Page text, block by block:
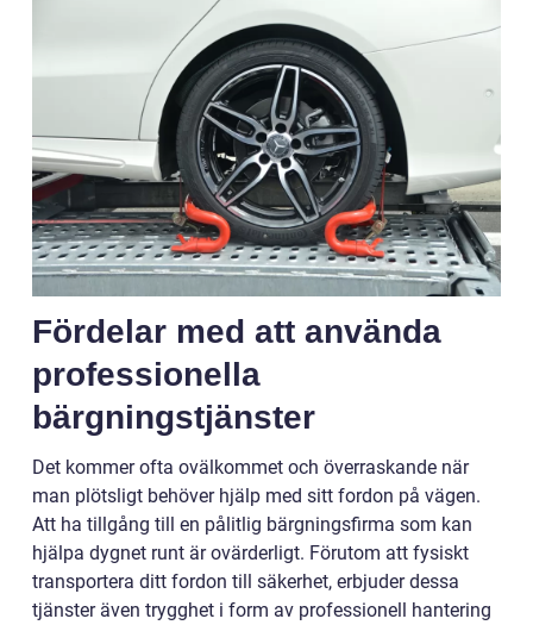
Fördelar med att använda
professionella
bärgningstjänster
Det kommer ofta ovälkommet och överraskande när
man plötsligt behöver hjälp med sitt fordon på vägen.
Att ha tillgång till en pålitlig bärgningsfirma som kan
hjälpa dygnet runt är ovärderligt. Förutom att fysiskt
transportera ditt fordon till säkerhet, erbjuder dessa
tjänster även trygghet i form av professionell hantering